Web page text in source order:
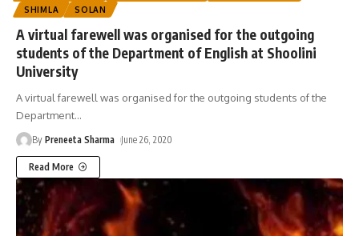
SHIMLA
SOLAN
A virtual farewell was organised for the outgoing
students of the Department of English at Shoolini
University
A virtual farewell was organised for the outgoing students of the
Department…
By Preneeta Sharma June 26, 2020
Read More